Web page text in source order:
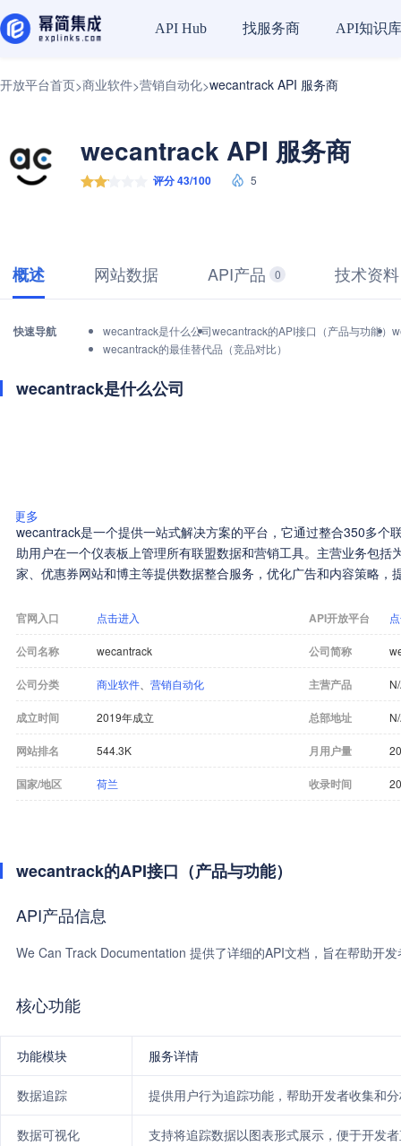
API Hub 找服务商 API知识库
开放平台首页>商业软件>营销自动化>wecantrack API 服务商
wecantrack API 服务商
评分 43/100 5
概述 网站数据 API产品 0 技术资料
快速导航 wecantrack是什么公司wecantrack的API接口（产品与功能）
wecantrack的最佳替代品（竞品对比）
wecantrack是什么公司
更多
wecantrack是一个提供一站式解决方案的平台，它通过整合350多个
助用户在一个仪表板上管理所有联盟数据和营销工具。主营业务包括
家、优惠券网站和博主等提供数据整合服务，优化广告和内容策略，
官网入口 点击进入 API开放平台
公司名称 wecantrack 公司简称
公司分类 商业软件 营销自动化 主营产品
成立时间 2019年成立 总部地址
网站排名 544.3K 月用户量
国家/地区 荷兰 收录时间
wecantrack的API接口（产品与功能）
API产品信息
We Can Track Documentation 提供了详细的API文档，旨在帮助开
核心功能
功能模块 服务详情
数据追踪 提供用户行为追踪功能，帮助开发者收集和
数据可视化 支持将追踪数据以图表形式展示，便于开发